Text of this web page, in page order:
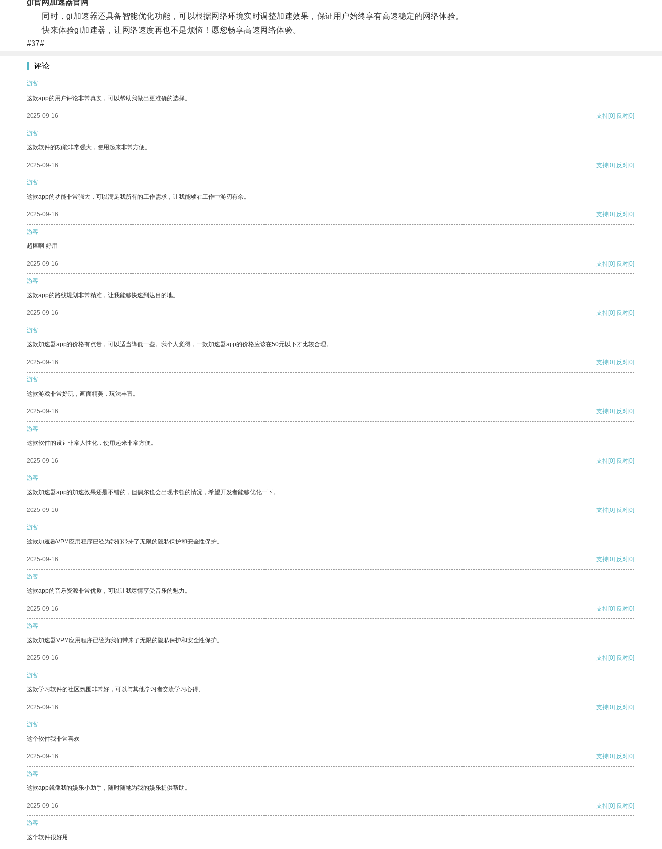
gi官网加速器官网
同时，gi加速器还具备智能优化功能，可以根据网络环境实时调整加速效果，保证用户始终享有高速稳定的网络体验。
快来体验gi加速器，让网络速度再也不是烦恼！愿您畅享高速网络体验。
#37#
评论
游客
这款app的用户评论非常真实，可以帮助我做出更准确的选择。
2025-09-16 支持[0] 反对[0]
游客
这款软件的功能非常强大，使用起来非常方便。
2025-09-16 支持[0] 反对[0]
游客
这款app的功能非常强大，可以满足我所有的工作需求，让我能够在工作中游刃有余。
2025-09-16 支持[0] 反对[0]
游客
超棒啊 好用
2025-09-16 支持[0] 反对[0]
游客
这款app的路线规划非常精准，让我能够快速到达目的地。
2025-09-16 支持[0] 反对[0]
游客
这款加速器app的价格有点贵，可以适当降低一些。我个人觉得，一款加速器app的价格应该在50元以下才比较合理。
2025-09-16 支持[0] 反对[0]
游客
这款游戏非常好玩，画面精美，玩法丰富。
2025-09-16 支持[0] 反对[0]
游客
这款软件的设计非常人性化，使用起来非常方便。
2025-09-16 支持[0] 反对[0]
游客
这款加速器app的加速效果还是不错的，但偶尔也会出现卡顿的情况，希望开发者能够优化一下。
2025-09-16 支持[0] 反对[0]
游客
这款加速器VPM应用程序已经为我们带来了无限的隐私保护和安全性保护。
2025-09-16 支持[0] 反对[0]
游客
这款app的音乐资源非常优质，可以让我尽情享受音乐的魅力。
2025-09-16 支持[0] 反对[0]
游客
这款加速器VPM应用程序已经为我们带来了无限的隐私保护和安全性保护。
2025-09-16 支持[0] 反对[0]
游客
这款学习软件的社区氛围非常好，可以与其他学习者交流学习心得。
2025-09-16 支持[0] 反对[0]
游客
这个软件我非常喜欢
2025-09-16 支持[0] 反对[0]
游客
这款app就像我的娱乐小助手，随时随地为我的娱乐提供帮助。
2025-09-16 支持[0] 反对[0]
游客
这个软件很好用